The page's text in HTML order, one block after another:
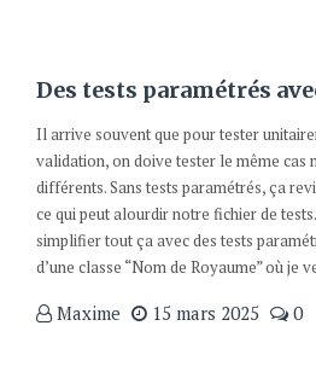
Des tests paramétrés
Il arrive souvent que pour tester
validation, on doive tester le même cas
différents. Sans tests paramétrés, ça
ce qui peut alourdir notre fichier de
simplifier tout ça avec des tests
d’une classe “Nom de Royaume” où je
Maxime 15 mars 2025 0